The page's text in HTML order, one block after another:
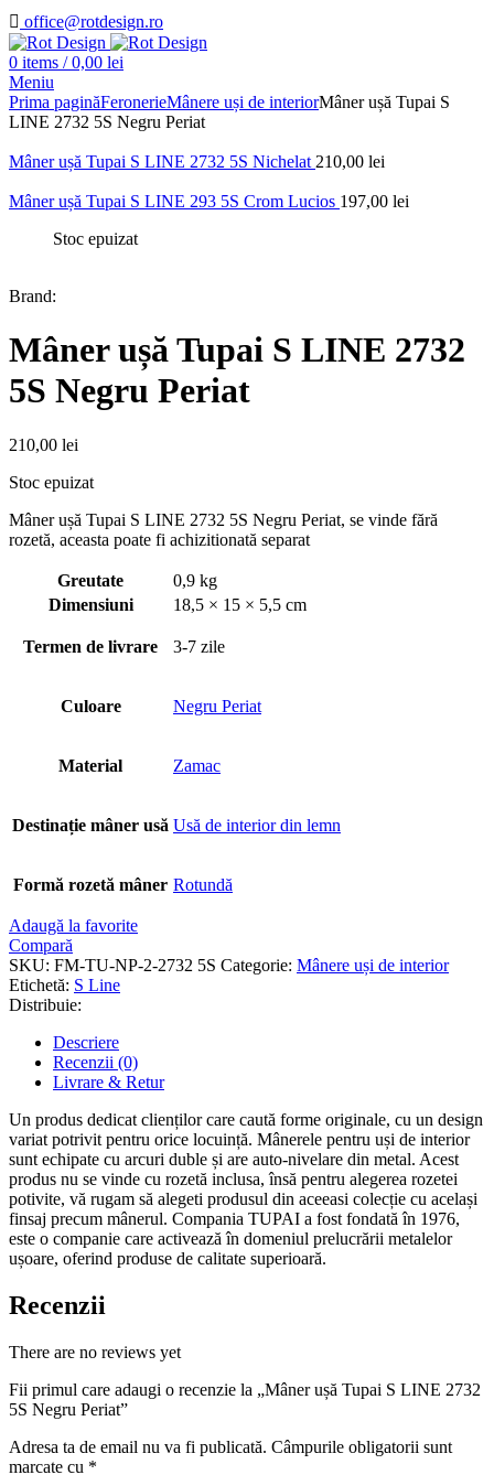
office@rotdesign.ro
0 items / 0,00 lei
Meniu
Prima paginăFeronerieMânere uși de interiorMâner ușă Tupai S
LINE 2732 5S Negru Periat
Mâner ușă Tupai S LINE 2732 5S Nichelat 210,00 lei
Mâner ușă Tupai S LINE 293 5S Crom Lucios 197,00 lei
Stoc epuizat
Brand:
Mâner ușă Tupai S LINE 2732
5S Negru Periat
210,00 lei
Stoc epuizat
Mâner ușă Tupai S LINE 2732 5S Negru Periat, se vinde fără
rozetă, aceasta poate fi achizitionată separat
Greutate
0,9 kg
Dimensiuni
18,5 × 15 × 5,5 cm
Termen de livrare 3-7 zile
Culoare Negru Periat
Material Zamac
Destinație mâner usă Usă de interior din lemn
Formă rozetă mâner Rotundă
Adaugă la favorite
Compară
SKU: FM-TU-NP-2-2732 5S Categorie: Mânere uși de interior
Etichetă: S Line
Distribuie:
Descriere
Recenzii (0)
Livrare & Retur
Un produs dedicat clienților care caută forme originale, cu un design
variat potrivit pentru orice locuință. Mânerele pentru uși de interior
sunt echipate cu arcuri duble și are auto-nivelare din metal. Acest
produs nu se vinde cu rozetă inclusa, însă pentru alegerea rozetei
potivite, vă rugam să alegeti produsul din aceeasi colecție cu același
finsaj precum mânerul. Compania TUPAI a fost fondată în 1976,
este o companie care activează în domeniul prelucrării metalelor
ușoare, oferind produse de calitate superioară.
Recenzii
There are no reviews yet
Fii primul care adaugi o recenzie la „Mâner ușă Tupai S LINE 2732
5S Negru Periat”
Adresa ta de email nu va fi publicată. Câmpurile obligatorii sunt
marcate cu *